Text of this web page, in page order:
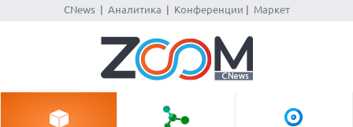
CNews| Аналитика Конференции Маркет